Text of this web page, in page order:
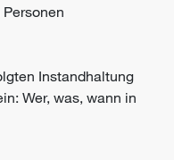
Instandhaltung
Wer, was, wann in